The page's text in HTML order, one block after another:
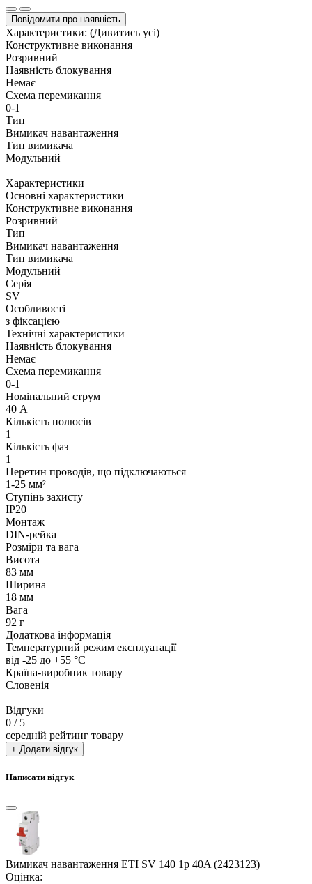
Повідомити про наявність
Характеристики: (Дивитись усі)
Конструктивне виконання
Розривний
Наявність блокування
Немає
Схема перемикання
0-1
Тип
Вимикач навантаження
Тип вимикача
Модульний
Характеристики
Основні характеристики
Конструктивне виконання
Розривний
Тип
Вимикач навантаження
Тип вимикача
Модульний
Серія
SV
Особливості
з фіксацією
Технічні характеристики
Наявність блокування
Немає
Схема перемикання
0-1
Номінальний струм
40 А
Кількість полюсів
1
Кількість фаз
1
Перетин проводів, що підключаються
1-25 мм²
Ступінь захисту
IP20
Монтаж
DIN-рейка
Розміри та вага
Висота
83 мм
Ширина
18 мм
Вага
92 г
Додаткова інформація
Температурний режим експлуатації
від -25 до +55 °С
Країна-виробник товару
Словенія
Відгуки
0 / 5
середній рейтинг товару
+ Додати відгук
Написати відгук
Вимикач навантаження ETI SV 140 1p 40A (2423123)
Оцінка: